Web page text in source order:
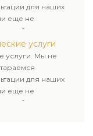
для наших
еще не
компании.
услуги
услуги. Мы не
для наших
еще не
компании.